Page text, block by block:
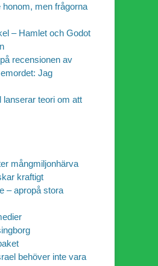
honom, men frågorna
– Hamlet och Godot
recensionen av
Jag
lanserar teori om att
mångmiljonhärva
kraftigt
– apropå stora
behöver inte vara